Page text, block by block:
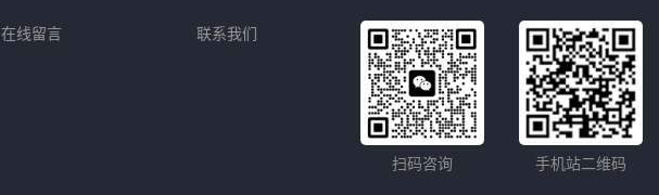
在线留言 联系我们
扫码咨询 手机站二维码